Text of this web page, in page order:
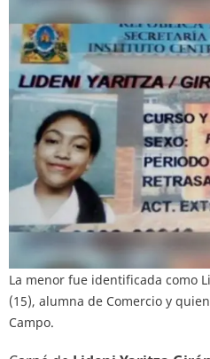
La menor fue identificada como
(15), alumna de Comercio y
Campo.